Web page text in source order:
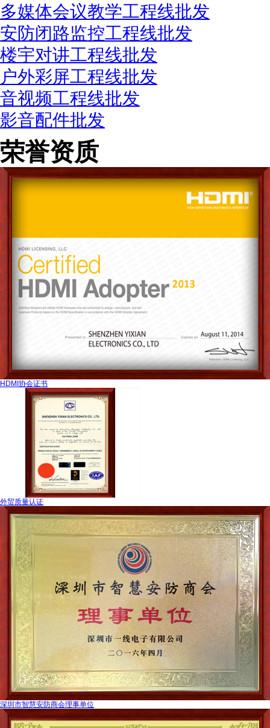
多媒体会议教学工程线批发
安防闭路监控工程线批发
楼宇对讲工程线批发
户外彩屏工程线批发
音视频工程线批发
影音配件批发
荣誉资质
HDMI协会证书
外贸质量认证
深圳市智慧安防商会理事单位